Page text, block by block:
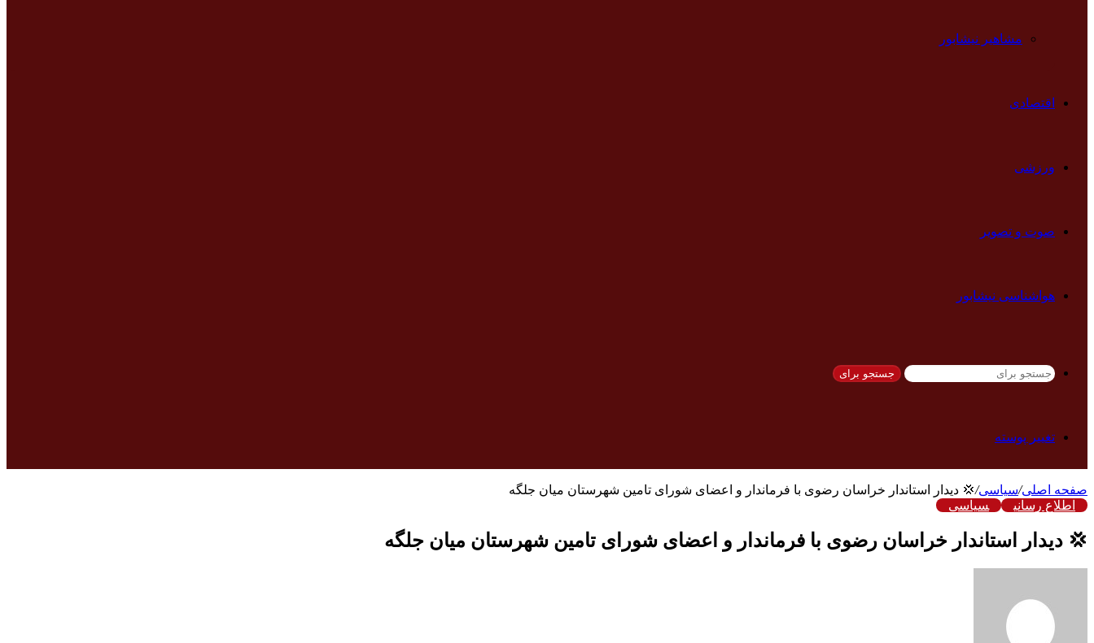
مشاهیر نیشابور
اقتصادی
ورزشی
صوت و تصویر
هواشناسی نیشابور
جستجو برای
تغییر پوسته
صفحه اصلی/سیاسی/💢 دیدار استاندار خراسان رضوی با فرماندار و اعضای شورای تامین شهرستان میان جلگه
اطلاع رسانی
سیاسی
💢 دیدار استاندار خراسان رضوی با فرماندار و اعضای شورای تامین شهرستان میان جلگه